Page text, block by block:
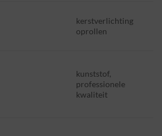
kerstverlichting
oprollen
kunststof,
professionele
kwaliteit